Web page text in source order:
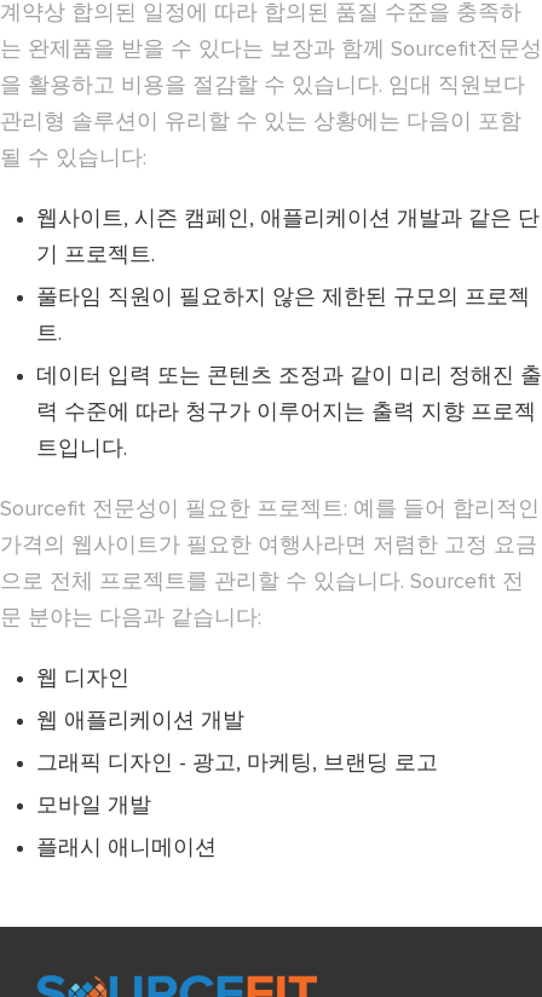
계약상 합의된 일정에 따라 합의된 품질 수준을 충족하
는 완제품을 받을 수 있다는 보장과 함께 Sourcefit전문성
을 활용하고 비용을 절감할 수 있습니다. 임대 직원보다
관리형 솔루션이 유리할 수 있는 상황에는 다음이 포함
될 수 있습니다:
웹사이트, 시즌 캠페인, 애플리케이션 개발과 같은 단
기 프로젝트.
풀타임 직원이 필요하지 않은 제한된 규모의 프로젝
트.
데이터 입력 또는 콘텐츠 조정과 같이 미리 정해진 출
력 수준에 따라 청구가 이루어지는 출력 지향 프로젝
트입니다.
Sourcefit 전문성이 필요한 프로젝트: 예를 들어 합리적인
가격의 웹사이트가 필요한 여행사라면 저렴한 고정 요금
으로 전체 프로젝트를 관리할 수 있습니다. Sourcefit 전
문 분야는 다음과 같습니다:
웹 디자인
웹 애플리케이션 개발
그래픽 디자인 - 광고, 마케팅, 브랜딩 로고
모바일 개발
플래시 애니메이션